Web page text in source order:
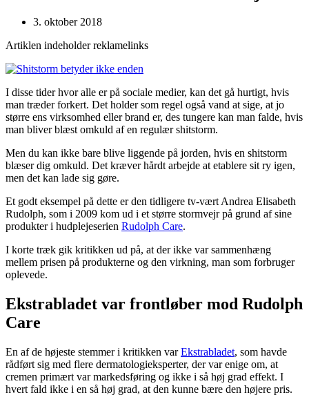
3. oktober 2018
Artiklen indeholder reklamelinks
I disse tider hvor alle er på sociale medier, kan det gå hurtigt, hvis
man træder forkert. Det holder som regel også vand at sige, at jo
større ens virksomhed eller brand er, des tungere kan man falde, hvis
man bliver blæst omkuld af en regulær shitstorm.
Men du kan ikke bare blive liggende på jorden, hvis en shitstorm
blæser dig omkuld. Det kræver hårdt arbejde at etablere sit ry igen,
men det kan lade sig gøre.
Et godt eksempel på dette er den tidligere tv-vært Andrea Elisabeth
Rudolph, som i 2009 kom ud i et større stormvejr på grund af sine
produkter i hudplejeserien Rudolph Care.
I korte træk gik kritikken ud på, at der ikke var sammenhæng
mellem prisen på produkterne og den virkning, man som forbruger
oplevede.
Ekstrabladet var frontløber mod Rudolph
Care
En af de højeste stemmer i kritikken varEkstrabladet, som havde
rådført sig med flere dermatologieksperter, der var enige om, at
cremen primært var markedsføring og ikke i så høj grad effekt. I
hvert fald ikke i en så høj grad, at den kunne bære den højere pris.